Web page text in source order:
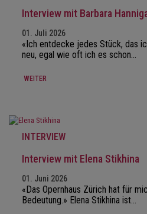
Interview mit Barbara
01. Juli 2026
«Ich entdecke jedes Stück, das
neu, egal wie oft ich es schon…
WEITER
INTERVIEW
Interview mit Elena Stikhina
01. Juni 2026
«Das Opernhaus Zürich hat für
Bedeutung.» Elena Stikhina ist…